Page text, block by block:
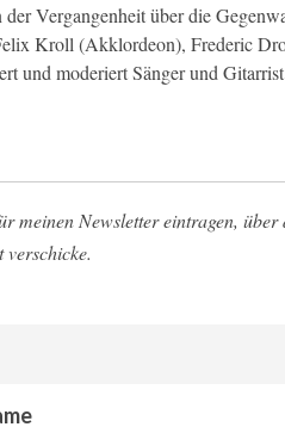
Vergangenheit über die
Kroll (Akklordeon), Frederic
und moderiert Sänger und
meinen Newsletter eintragen,